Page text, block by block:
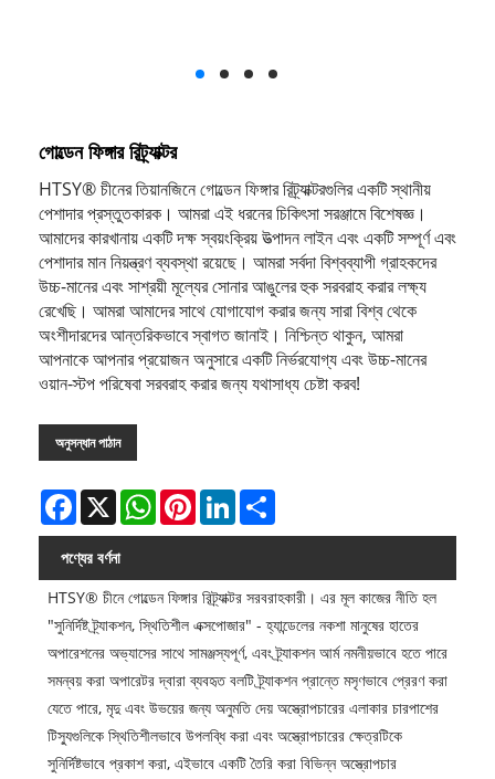
গোল্ডেন ফিঙ্গার রিট্র্যাক্টর
HTSY® চীনের তিয়ানজিনে গোল্ডেন ফিঙ্গার রিট্র্যাক্টরগুলির একটি স্থানীয়
পেশাদার প্রস্তুতকারক। আমরা এই ধরনের চিকিৎসা সরঞ্জামে বিশেষজ্ঞ।
আমাদের কারখানায় একটি দক্ষ স্বয়ংক্রিয় উত্পাদন লাইন এবং একটি সম্পূর্ণ এবং
পেশাদার মান নিয়ন্ত্রণ ব্যবস্থা রয়েছে। আমরা সর্বদা বিশ্বব্যাপী গ্রাহকদের
উচ্চ-মানের এবং সাশ্রয়ী মূল্যের সোনার আঙুলের হুক সরবরাহ করার লক্ষ্য
রেখেছি। আমরা আমাদের সাথে যোগাযোগ করার জন্য সারা বিশ্ব থেকে
অংশীদারদের আন্তরিকভাবে স্বাগত জানাই। নিশ্চিন্ত থাকুন, আমরা
আপনাকে আপনার প্রয়োজন অনুসারে একটি নির্ভরযোগ্য এবং উচ্চ-মানের
ওয়ান-স্টপ পরিষেবা সরবরাহ করার জন্য যথাসাধ্য চেষ্টা করব!
অনুসন্ধান পাঠান
Facebook
X WhatsAppPinterestLinkedIn
পণ্যের বর্ণনা
HTSY® চীনে গোল্ডেন ফিঙ্গার রিট্র্যাক্টর সরবরাহকারী। এর মূল কাজের নীতি হল
"সুনির্দিষ্ট ট্র্যাকশন, স্থিতিশীল এক্সপোজার" - হ্যান্ডেলের নকশা মানুষের হাতের
অপারেশনের অভ্যাসের সাথে সামঞ্জস্যপূর্ণ, এবং ট্র্যাকশন আর্ম নমনীয়ভাবে হতে পারে
সমন্বয় করা অপারেটর দ্বারা ব্যবহৃত বলটি ট্র্যাকশন প্রান্তে মসৃণভাবে প্রেরণ করা
যেতে পারে, মৃদু এবং উভয়ের জন্য অনুমতি দেয় অস্ত্রোপচারের এলাকার চারপাশের
টিস্যুগুলিকে স্থিতিশীলভাবে উপলব্ধি করা এবং অস্ত্রোপচারের ক্ষেত্রটিকে
সুনির্দিষ্টভাবে প্রকাশ করা, এইভাবে একটি তৈরি করা বিভিন্ন অস্ত্রোপচার